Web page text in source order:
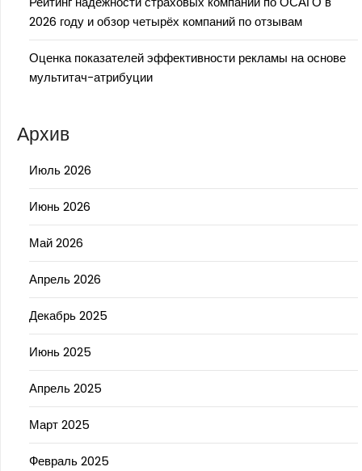
2026 году и обзор четырёх компаний по отзывам
Оценка показателей эффективности рекламы на основе
мультитач-атрибуции
Архив
Июль 2026
Июнь 2026
Май 2026
Апрель 2026
Декабрь 2025
Июнь 2025
Апрель 2025
Март 2025
Февраль 2025